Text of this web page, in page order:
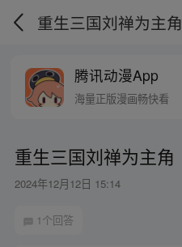
重生三国刘禅为主角
腾讯动漫App
海量正版漫画畅快看
重生三国刘禅为主角
2024年12月12日 15:14
1个回答